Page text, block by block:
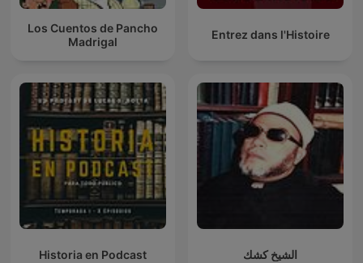
Los Cuentos de Pancho
Madrigal
Entrez dans l'Histoire
Historia en Podcast الشيخ كشك